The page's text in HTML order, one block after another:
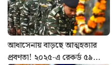
আধাসেনায় বাড়ছে আত্মহত্যার
প্রবণতা! ২০২৫-এ রেকর্ড ৫৯